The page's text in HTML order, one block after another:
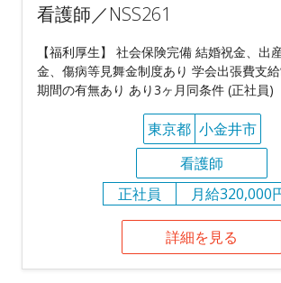
看護師／NSS261
【福利厚生】 社会保険完備 結婚祝金、出
金、傷病等見舞金制度あり 学会出張費支
期間の有無あり あり3ヶ月同条件 (正社員)
東京都 小金井市
看護師
正社員
月給320,000
詳細を見る